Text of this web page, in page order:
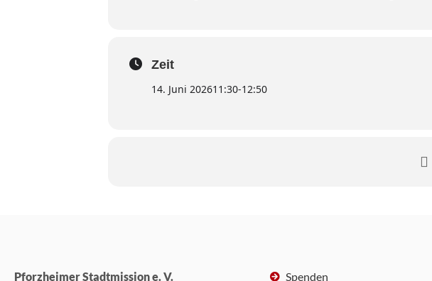
Zeit
14. Juni 202611:30-12:50
Pforzheimer Stadtmission e. V. Spenden